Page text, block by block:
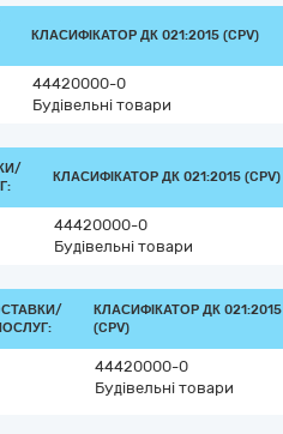
КЛАСИФІКАТОР ДК 021:2015 (CPV)
44420000-0
Будівельні товари
КЛАСИФІКАТОР ДК 021:2015 (CPV)
44420000-0
Будівельні товари
КЛАСИФІКАТОР ДК 021:2015
(CPV)
44420000-0
Будівельні товари